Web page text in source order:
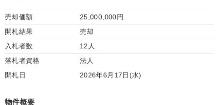
売却価額
25,000,000円
開札結果
売却
入札者数
12人
落札者資格
法人
開札日
2026年6月17日(水)
物件概要